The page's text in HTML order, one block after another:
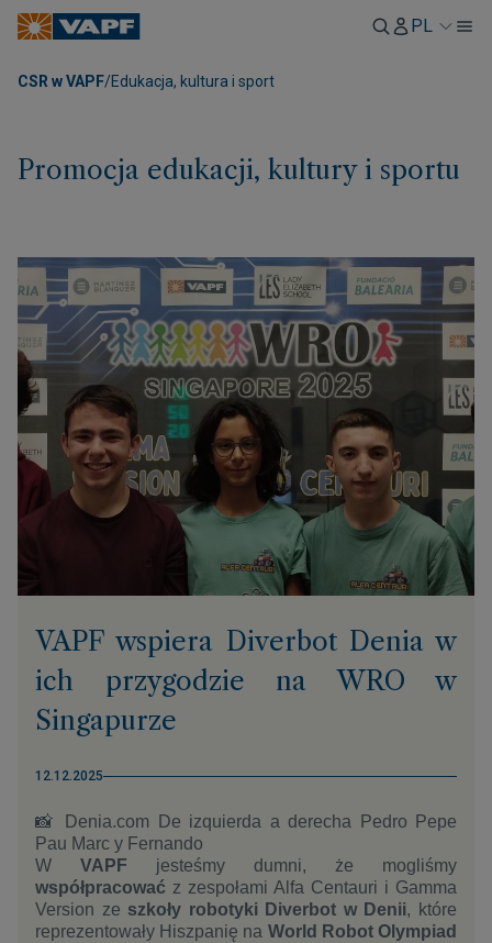
PL
CSR w VAPF/Edukacja, kultura i sport
Promocja edukacji, kultury i sportu
VAPF wspiera Diverbot Denia w
ich przygodzie na WRO w
Singapurze
12.12.2025
📸 Denia.com
De izquierda a derecha Pedro Pepe
Pau Marc y Fernando
W VAPF jesteśmy dumni, że mogliśmy
współpracować z zespołami Alfa Centauri i Gamma
Version ze szkoły robotyki Diverbot w Denii, które
reprezentowały Hiszpanię na World Robot Olympiad